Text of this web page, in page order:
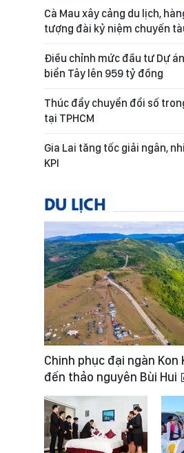
Cà Mau xây cảng du lịch,
tượng đài kỷ niệm chuyến
Điều chỉnh mức đầu tư Dự
biển Tây lên 959 tỷ đồng
Thúc đẩy chuyển đổi số
tại TPHCM
Gia Lai tăng tốc giải ngân,
KPI
DU LỊCH
Chinh phục đại ngàn Kon
đến thảo nguyên Bùi Hui